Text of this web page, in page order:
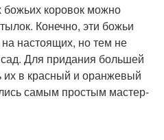
коровок можно
Конечно, эти божьи
настоящих, но тем не
Для придания большей
их в красный и оранжевый
самым простым мастер-